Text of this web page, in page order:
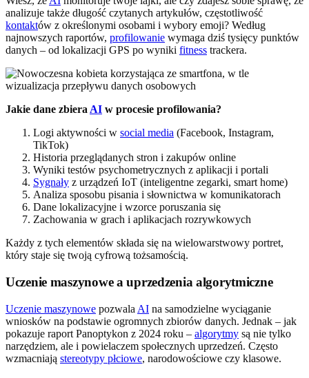
analizuje także długość czytanych artykułów, częstotliwość
kontaktów z określonymi osobami i wybory emoji? Według
najnowszych raportów, profilowanie wymaga dziś tysięcy punktów
danych – od lokalizacji GPS po wyniki fitness trackera.
Jakie dane zbiera AI w procesie profilowania?
Logi aktywności w social media (Facebook, Instagram,
TikTok)
Historia przeglądanych stron i zakupów online
Wyniki testów psychometrycznych z aplikacji i portali
Sygnały z urządzeń IoT (inteligentne zegarki, smart home)
Analiza sposobu pisania i słownictwa w komunikatorach
Dane lokalizacyjne i wzorce poruszania się
Zachowania w grach i aplikacjach rozrywkowych
Każdy z tych elementów składa się na wielowarstwowy portret,
który staje się twoją cyfrową tożsamością.
Uczenie maszynowe a uprzedzenia algorytmiczne
Uczenie maszynowe pozwala AI na samodzielne wyciąganie
wniosków na podstawie ogromnych zbiorów danych. Jednak – jak
pokazuje raport Panoptykon z 2024 roku – algorytmy są nie tylko
narzędziem, ale i powielaczem społecznych uprzedzeń. Często
wzmacniają stereotypy płciowe, narodowościowe czy klasowe.